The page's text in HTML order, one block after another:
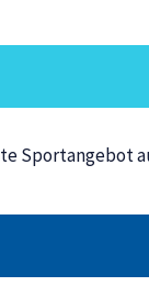
Sportangebot